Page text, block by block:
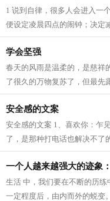
1 说到自律，很多人会进入一
便设定凌晨四点的闹钟；决
立目标，却因为强度太大，内
学会坚强
春天的风雨是温柔的，是慈祥
了很久的万物复苏了，但最先
土里钻出来，为山野铺上一层
安全感的文案
安全感的文案 1、喜欢你：乍
了，是那种打电话也解决不了
我爱这个世界上的三件事：太
一个人越来越强大的迹象
生活 中，我们要在不断的历
一定程度后，由内而外的蜕变